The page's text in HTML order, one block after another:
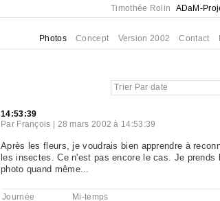
Timothée Rolin ADaM-
Photos Concept Version 2002 Contact
Trier Par date
14:53:39
Par François 28 mars 2002 à 14:53:39
Après les fleurs, je voudrais bien apprendre à
les insectes. Ce n'est pas encore le cas. Je prends
photo quand même...
Journée
Mi-temps